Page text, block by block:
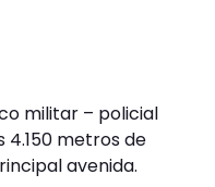
militar – policial
4.150 metros de
avenida.